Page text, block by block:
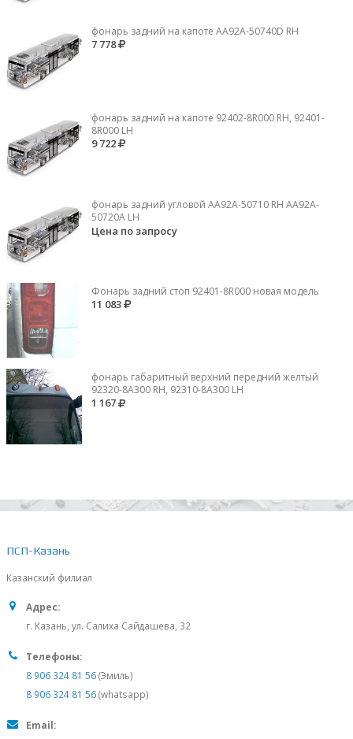
фонарь задний на капоте AA92A-50740D RH
7 778
фонарь задний на капоте 92402-8R000 RH, 92401-
8R000 LH
9 722
фонарь задний угловой AA92A-50710 RH AA92A-
50720A LH
Цена по запросу
Фонарь задний стоп 92401-8R000 новая модель
11 083
фонарь габаритный верхний передний желтый
92320-8A300 RH, 92310-8А300 LH
1 167
ПСП-Казань
Казанский филиал
Адрес:
г. Казань, ул. Салиха Сайдашева, 32
Телефоны:
8 906 324 81 56(Эмиль)
8 906 324 81 56(whatsapp)
Email: